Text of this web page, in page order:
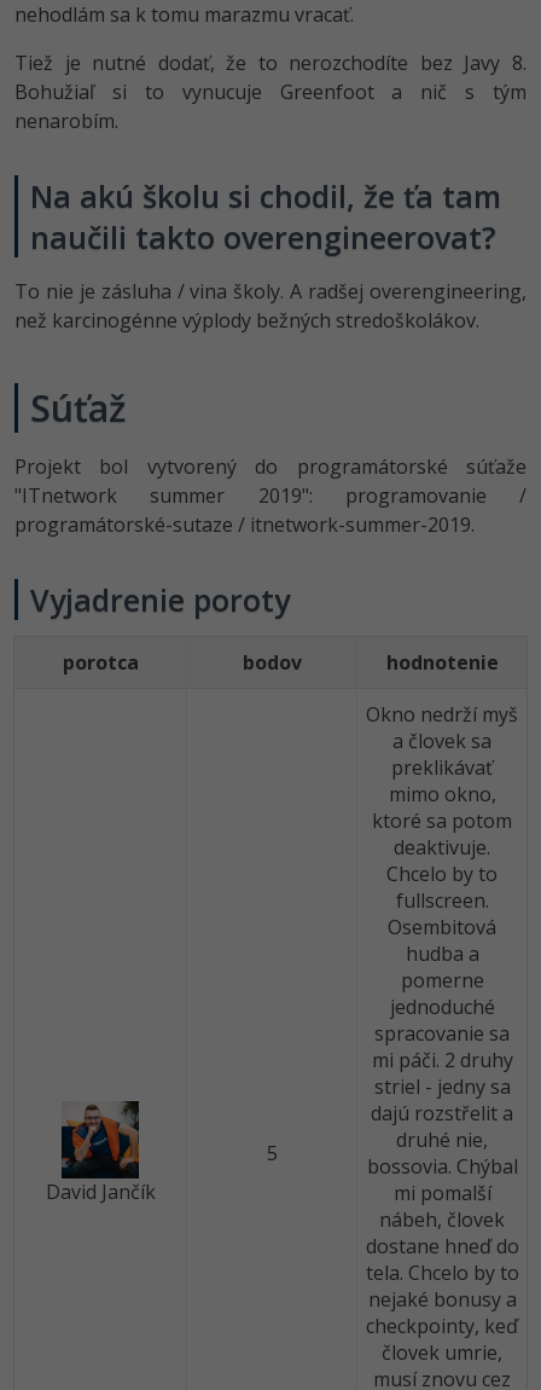
MS Office -80%
Google Dokumenty
Fórum
Linux a UNIX
Siete
Elektronický podpis
Windows
Adobe After Effects
Blender -80%
Fotografovanie -80%
Video
Ostatné
nehodlám sa k tomu marazmu vracať.
Tiež je nutné dodať, že to nerozchodíte bez Javy 8.
Bohužiaľ si to vynucuje Greenfoot a nič s tým
nenarobím.
Na akú školu si chodil, že ťa tam
naučili takto overengineerovat?
To nie je zásluha / vina školy. A radšej overengineering,
než karcinogénne výplody bežných stredoškolákov.
Súťaž
Projekt bol vytvorený do programátorské súťaže
"ITnetwork summer 2019": programovanie /
programátorské-sutaze / itnetwork-summer-2019.
Vyjadrenie poroty
porotca bodov hodnotenie
David Jančík
5
Okno nedrží myš
a človek sa
preklikávať
mimo okno,
ktoré sa potom
deaktivuje.
Chcelo by to
fullscreen.
Osembitová
hudba a
pomerne
jednoduché
spracovanie sa
mi páči. 2 druhy
striel - jedny sa
dajú rozstřelit a
druhé nie,
bossovia. Chýbal
mi pomalší
nábeh, človek
dostane hneď do
tela. Chcelo by to
nejaké bonusy a
checkpointy, keď
človek umrie,
musí znovu cez